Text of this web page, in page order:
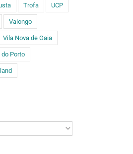
Trofa UCP
Valongo
Vila Nova de Gaia
Porto